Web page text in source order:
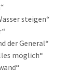
steigen“
der General“
möglich“